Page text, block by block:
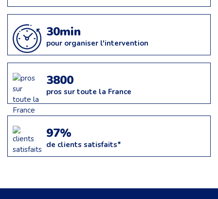
30min
pour organiser l'intervention
3800
pros sur toute la France
97%
de clients satisfaits*